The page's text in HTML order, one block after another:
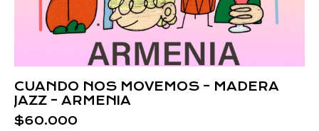
CUANDO NOS MOVEMOS – MADERA
JAZZ – ARMENIA
$60.000